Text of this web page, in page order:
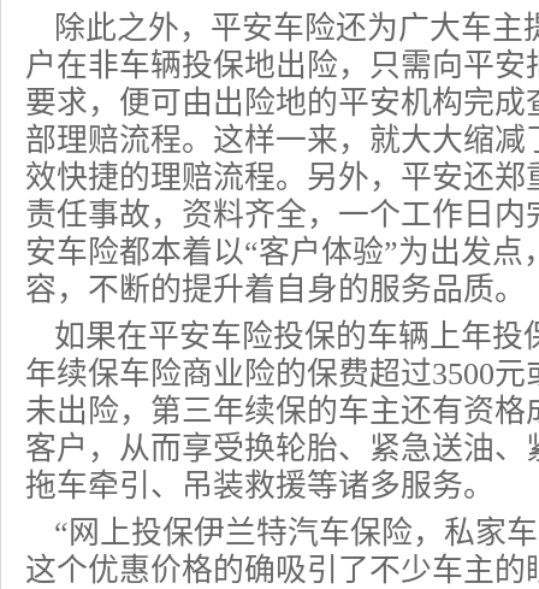
除此之外，平安车险还为广大车主
户在非车辆投保地出险，只需向平
要求，便可由出险地的平安机构完
部理赔流程。这样一来，就大大缩
效快捷的理赔流程。另外，平安还
责任事故，资料齐全，一个工作日
安车险都本着以“客户体验”为出发
容，不断的提升着自身的服务品质。
如果在平安车险投保的车辆上年投
年续保车险商业险的保费超过3500
未出险，第三年续保的车主还有资
客户，从而享受换轮胎、紧急送油
拖车牵引、吊装救援等诸多服务。
“网上投保伊兰特汽车保险，私家
这个优惠价格的确吸引了不少车主